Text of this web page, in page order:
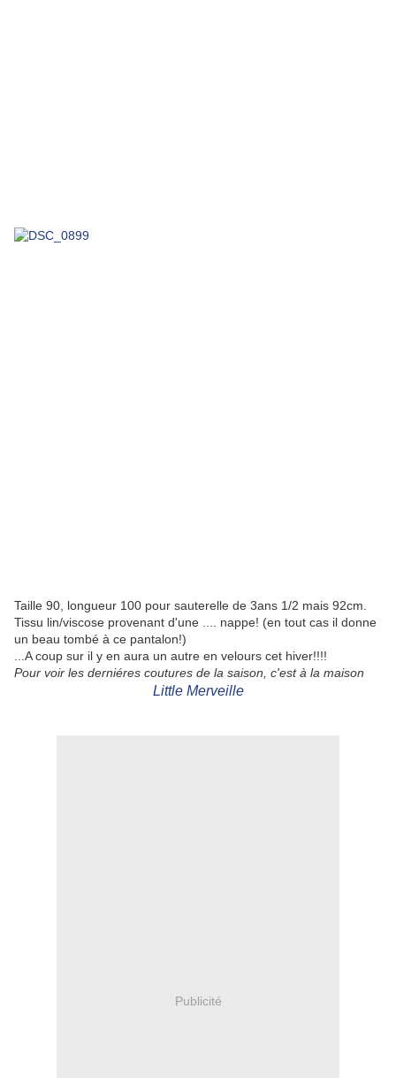
Taille 90, longueur 100 pour sauterelle de 3ans 1/2 mais 92cm.
Tissu lin/viscose provenant d'une .... nappe! (en tout cas il donne
un beau tombé à ce pantalon!)
...A coup sur il y en aura un autre en velours cet hiver!!!!
Pour voir les derniéres coutures de la saison, c'est à la maison
Little Merveille
Publicité